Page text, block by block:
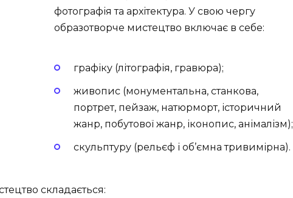
фотографія та архітектура. У свою чергу
образотворче мистецтво включає в себе:
графіку (літографія, гравюра);
живопис (монументальна, станкова,
портрет, пейзаж, натюрморт, історичний
жанр, побутової жанр, іконопис, анімалізм);
скульптуру (рельєф і об’ємна тривимірна).
складається: